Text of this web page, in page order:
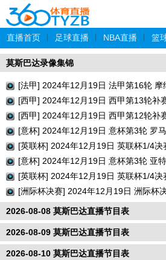
直播首页 足球直播 NBA直播 篮
莫斯巴达录像集锦
[法甲] 2024年12月19日 法甲第16轮 摩
录像回放
[西甲] 2024年12月19日 西甲第13轮补
场录像回放
[西甲] 2024年12月19日 西甲第12轮补
诺 全场录像回放
[意杯] 2024年12月19日 意杯第3轮 罗
放
[英联杯] 2024年12月19日 英联杯1/4
录像回放
[意杯] 2024年12月19日 意杯第3轮 亚
放
[英联杯] 2024年12月19日 英联杯1/4
像回放
[洲际杯决赛] 2024年12月19日 洲际杯
全场录像回放
2026-08-08 莫斯巴达直播节目表
2026-08-09 莫斯巴达直播节目表
2026-08-10 莫斯巴达直播节目表